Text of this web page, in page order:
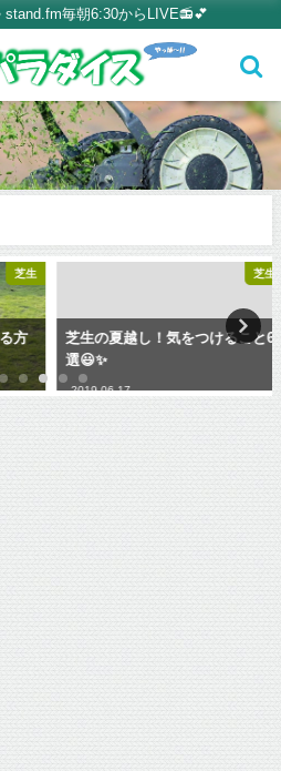
stand.fm毎朝6:30からLIVE📻💕
芝生 芝生
芝生の夏越し！気をつけること6
選😃✨
2019-06-17